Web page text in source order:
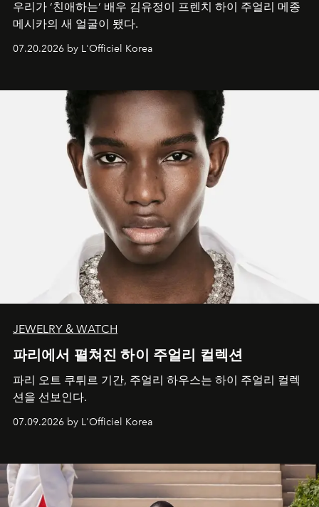
우리가 ‘친애하는’ 배우 김유정이 프렌치 하이 주얼리 메종
메시카의 새 얼굴이 됐다.
07.20.2026 by L'Officiel Korea
JEWELRY & WATCH
파리에서 펼쳐진 하이 주얼리 컬렉션
파리 오트 쿠튀르 기간, 주얼리 하우스는 하이 주얼리 컬렉
션을 선보인다.
07.09.2026 by L'Officiel Korea